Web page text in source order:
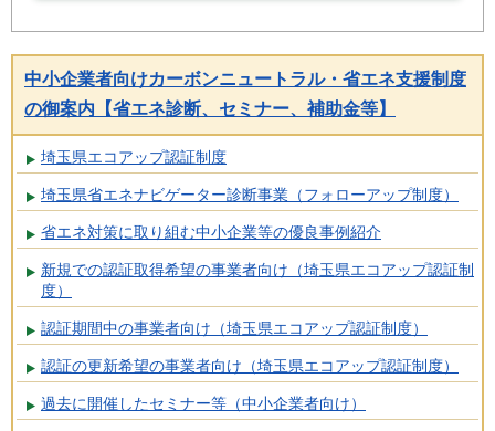
中小企業者向けカーボンニュートラル・省エネ支援制度
の御案内【省エネ診断、セミナー、補助金等】
埼玉県エコアップ認証制度
埼玉県省エネナビゲーター診断事業（フォローアップ制度）
省エネ対策に取り組む中小企業等の優良事例紹介
新規での認証取得希望の事業者向け（埼玉県エコアップ認証制
度）
認証期間中の事業者向け（埼玉県エコアップ認証制度）
認証の更新希望の事業者向け（埼玉県エコアップ認証制度）
過去に開催したセミナー等（中小企業者向け）